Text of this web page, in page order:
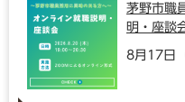
茅野市職
明・座談
8月17日